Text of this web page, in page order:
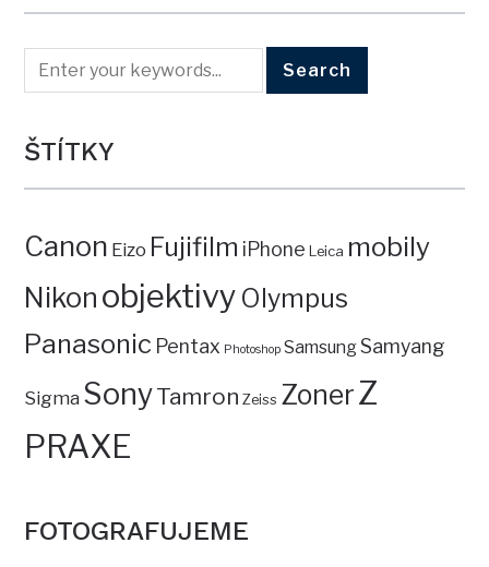
ŠTÍTKY
Canon Eizo Fujifilm iPhone Leica mobily
Nikon objektivy Olympus
Panasonic Pentax Photoshop SamsungSamyang
Sigma SonyTamron Zeiss ZonerZ
PRAXE
FOTOGRAFUJEME